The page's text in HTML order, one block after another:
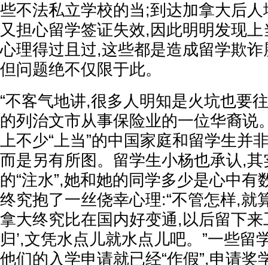
些不法私立学校的当;到达加拿大后
又担心留学签证失效,因此明明发现
心理得过且过,这些都是造成留学欺
但问题绝不仅限于此。
“不客气地讲,很多人明知是火坑也要
的列治文市从事保险业的一位华裔说
上不少“上当”的中国家庭和留学生并
而是另有所图。留学生小杨也承认,
的“注水”,她和她的同学多少是心中有
终究抱了一丝侥幸心理:“不管怎样,就
拿大终究比在国内好变通,以后留下来
归’,文凭水点儿就水点儿吧。”一些留
他们的入学申请就已经“作假”,申请奖